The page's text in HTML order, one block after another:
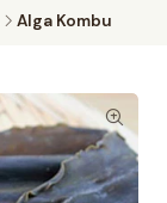
Alga Kombu